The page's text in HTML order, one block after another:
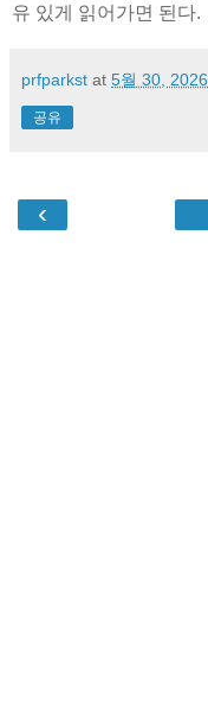
유 있게 읽어가면 된다.
prfparkst at 5월 30, 2026
공유
‹